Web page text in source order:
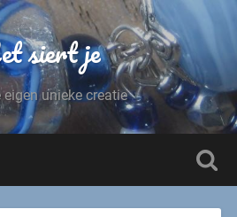
siert je
unieke creatie